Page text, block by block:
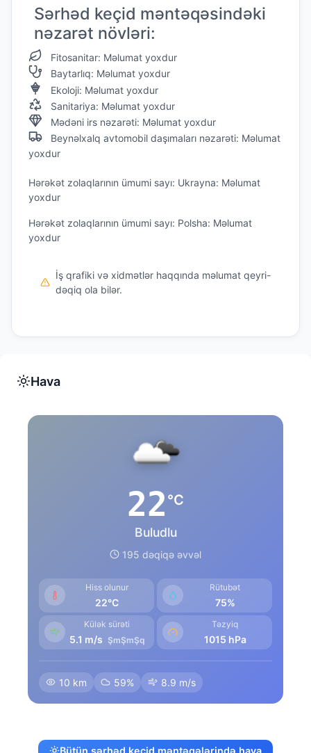
Sərhəd keçid məntəqəsindəki
nəzarət növləri:
Fitosanitar: Məlumat yoxdur
Baytarlıq: Məlumat yoxdur
Ekoloji: Məlumat yoxdur
Sanitariya: Məlumat yoxdur
Mədəni irs nəzarəti: Məlumat yoxdur
Beynəlxalq avtomobil daşımaları nəzarəti: Məlumat
yoxdur
Hərəkət zolaqlarının ümumi sayı: Ukrayna: Məlumat
yoxdur
Hərəkət zolaqlarının ümumi sayı: Polsha: Məlumat
yoxdur
İş qrafiki və xidmətlər haqqında məlumat qeyri-
dəqiq ola bilər.
Hava
22 °C
Buludlu
195 dəqiqə əvvəl
Hiss olunur
22°C
Rütubət
75%
Külək sürəti
5.1 m/s ŞmŞmŞq
Təzyiq
1015 hPa
10 km 59% 8.9 m/s
Bütün sərhəd keçid məntəqələrində hava